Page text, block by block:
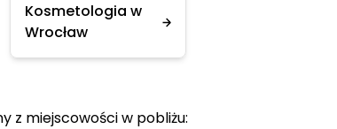
Kosmetologia w
Wrocław
z miejscowości w pobliżu: